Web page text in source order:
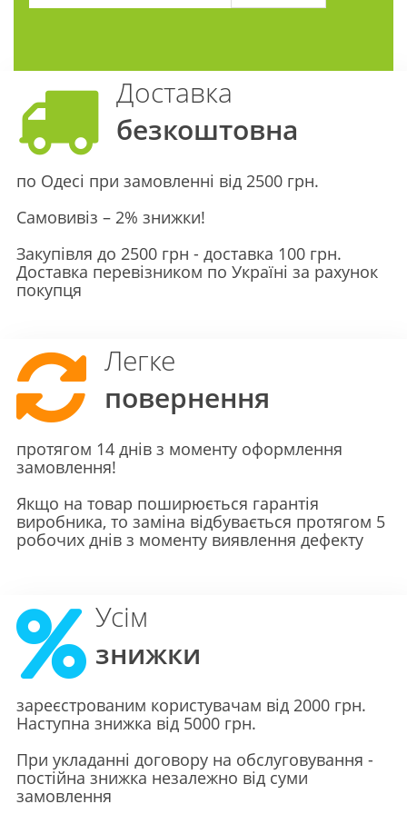
Доставка
безкоштовна
по Одесі при замовленні від 2500 грн.
Самовивіз – 2% знижки!
Закупівля до 2500 грн - доставка 100 грн.
Доставка перевізником по Україні за рахунок
покупця
Легке
повернення
протягом 14 днів з моменту оформлення
замовлення!
Якщо на товар поширюється гарантія
виробника, то заміна відбувається протягом 5
робочих днів з моменту виявлення дефекту
Усім
знижки
зареєстрованим користувачам від 2000 грн.
Наступна знижка від 5000 грн.
При укладанні договору на обслуговування -
постійна знижка незалежно від суми
замовлення